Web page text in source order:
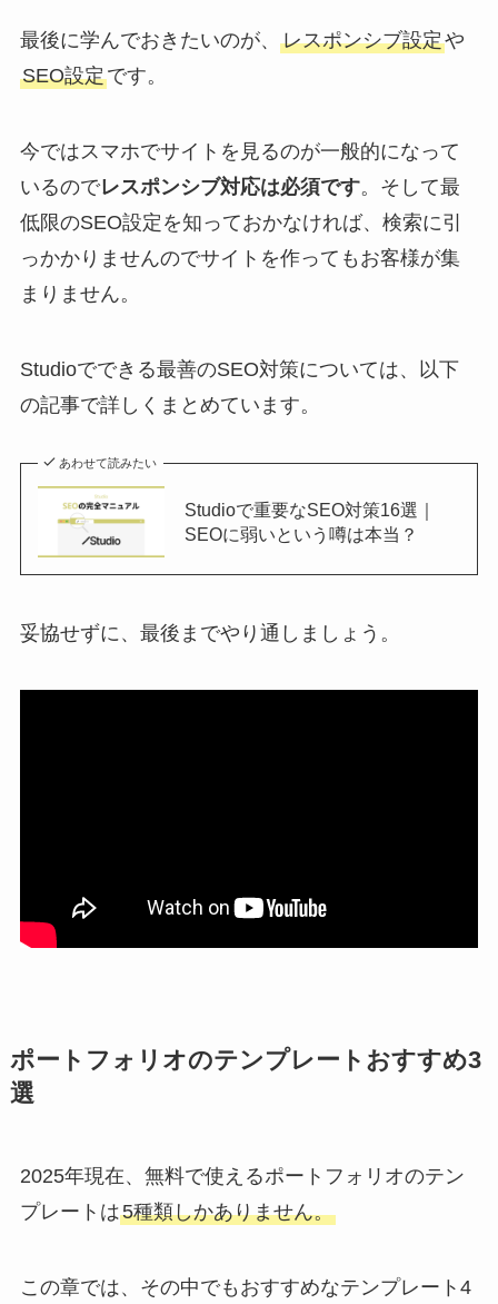
最後に学んでおきたいのが、 レスポンシブ設定や
SEO設定です。
今ではスマホでサイトを見るのが一般的になって
いるのでレスポンシブ対応は必須です。そして最
低限のSEO設定を知っておかなければ、検索に引
っかかりませんのでサイトを作ってもお客様が集
まりません。
Studioでできる最善のSEO対策については、以下
の記事で詳しくまとめています。
あわせて読みたい
Studioで重要なSEO対策16選｜
SEOに弱いという噂は本当？
妥協せずに、最後までやり通しましょう。
ポートフォリオのテンプレートおすすめ3
選
2025年現在、無料で使えるポートフォリオのテン
プレートは5種類しかありません。
この章では、その中でもおすすめなテンプレート4